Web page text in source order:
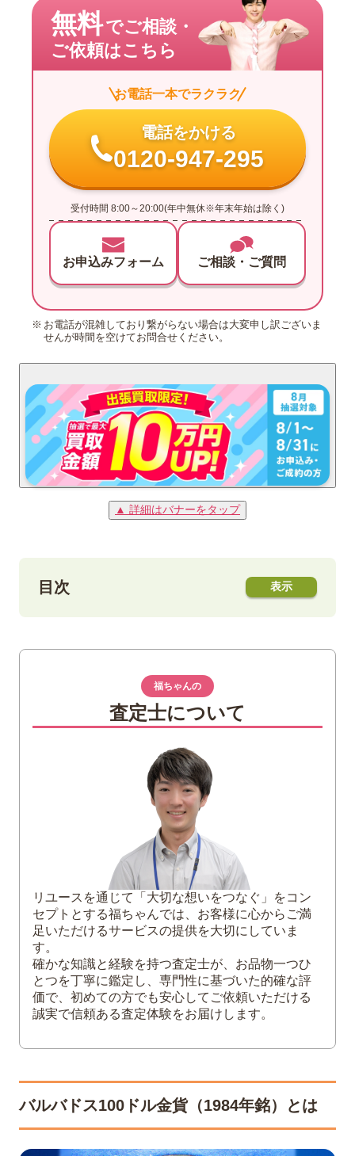
無料でご相談・
ご依頼はこちら
お電話一本でラクラク
電話をかける
0120-947-295
受付時間 8:00～20:00(年中無休※年末年始は除く)
お申込みフォーム ご相談・ご質問
お電話が混雑しており繋がらない場合は大変申し訳ございま
せんが時間を空けてお問合せください。
▲ 詳細はバナーをタップ
目次
バルバドス100ドル金貨（1984年銘）の特
3
バルバドス100ドル金貨（1984年銘）の買
金貨買取の高値は保存状態がポイント
金・貴金属買取としての価値も？
福ちゃんの
査定士について
リユースを通じて「大切な想いをつなぐ」をコン
セプトとする福ちゃんでは、お客様に心からご満
足いただけるサービスの提供を大切にしていま
す。
確かな知識と経験を持つ査定士が、お品物一つひ
とつを丁寧に鑑定し、専門性に基づいた的確な評
価で、初めての方でも安心してご依頼いただける
誠実で信頼ある査定体験をお届けします。
バルバドス100ドル金貨（1984年銘）とは